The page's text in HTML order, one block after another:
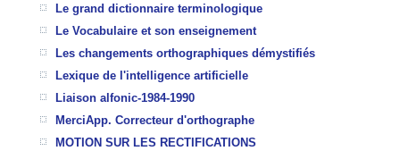
Le grand dictionnaire terminologique
Le Vocabulaire et son enseignement
Les changements orthographiques démystifiés
Lexique de l'intelligence artificielle
Liaison alfonic-1984-1990
MerciApp. Correcteur d'orthographe
MOTION SUR LES RECTIFICATIONS